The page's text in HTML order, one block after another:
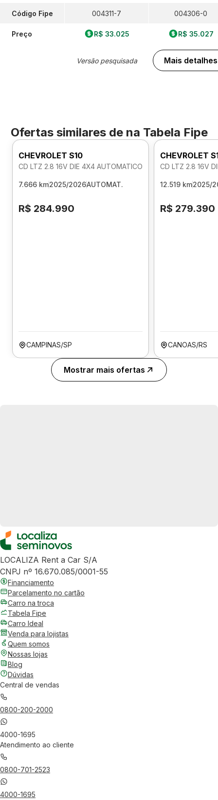
Código Fipe
Preço
004311-7
R$ 33.025
Versão pesquisada
004306-0
R$ 35.027
Mais detalhes
Ofertas similares de na Tabela Fipe
CHEVROLET S10
CD LTZ 2.8 16V DIE 4X4 AUTOMATICO
7.666 km2025/2026AUTOMAT.
R$ 284.990
CAMPINAS/SP
CHEVROLET
CD LTZ 2.8 16V
12.519 km2025/
R$ 279.390
CANOAS/RS
Mostrar mais ofertas
LOCALIZA Rent a Car S/A
CNPJ nº 16.670.085/0001-55
Financiamento
Parcelamento no cartão
Carro na troca
Tabela Fipe
Carro Ideal
Venda para lojistas
Quem somos
Nossas lojas
Blog
Dúvidas
Central de vendas
0800-200-2000
4000-1695
Atendimento ao cliente
0800-701-2523
4000-1695